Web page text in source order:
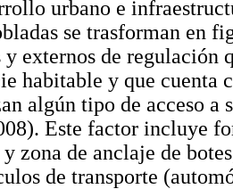
urbano e
se trasforman en
externos de regulación
habitable y que cuenta
algún tipo de acceso
Este factor incluye
zona de anclaje de
de transporte